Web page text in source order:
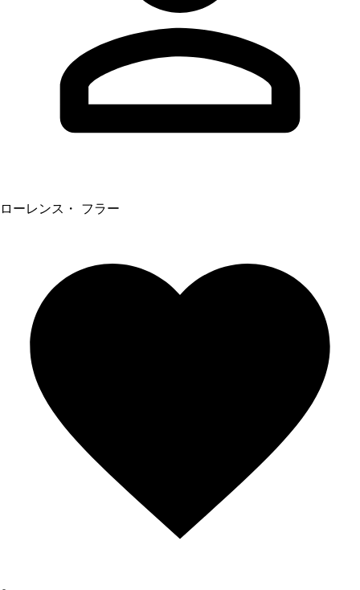
ローレンス・ フラー